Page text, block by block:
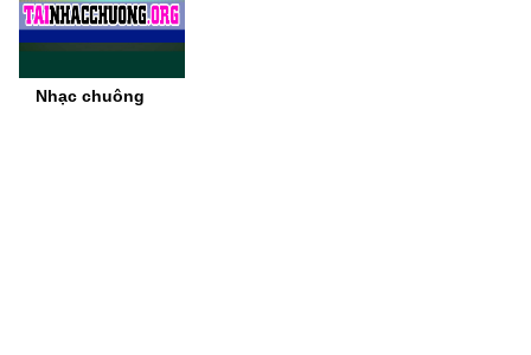
Nhạc chuông